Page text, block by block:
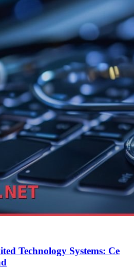
Technology Systems: Ce